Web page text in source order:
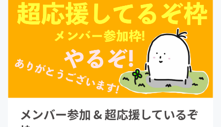
メンバー参加 & 超応援しているぞ